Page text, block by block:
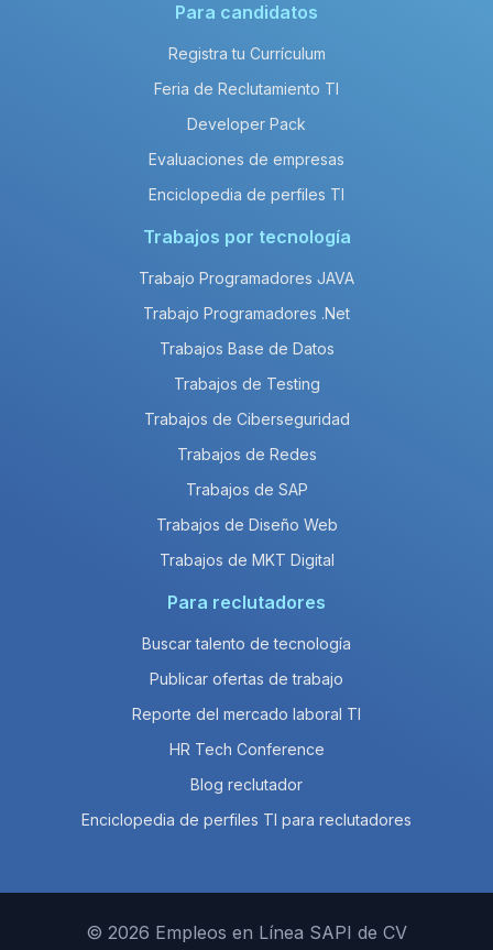
Para candidatos
Registra tu Currículum
Feria de Reclutamiento TI
Developer Pack
Evaluaciones de empresas
Enciclopedia de perfiles TI
Trabajos por tecnología
Trabajo Programadores JAVA
Trabajo Programadores .Net
Trabajos Base de Datos
Trabajos de Testing
Trabajos de Ciberseguridad
Trabajos de Redes
Trabajos de SAP
Trabajos de Diseño Web
Trabajos de MKT Digital
Para reclutadores
Buscar talento de tecnología
Publicar ofertas de trabajo
Reporte del mercado laboral TI
HR Tech Conference
Blog reclutador
Enciclopedia de perfiles TI para reclutadores
© 2026 Empleos en Línea SAPI de CV